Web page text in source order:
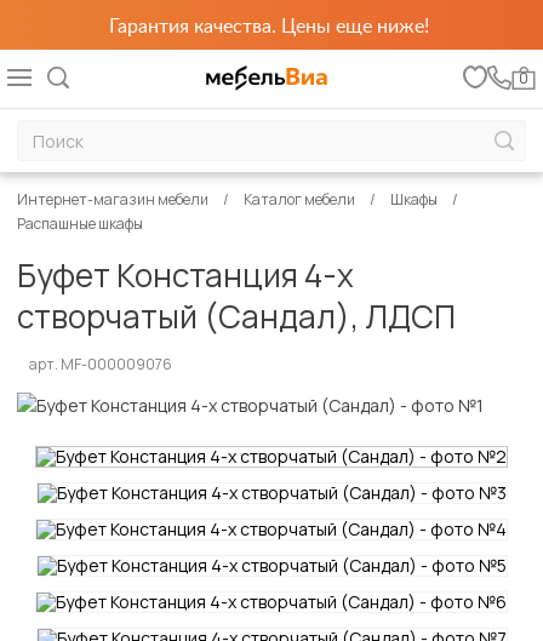
Гарантия качества. Цены еще ниже!
0
Интернет-магазин мебели Каталог мебели
Шкафы
Распашные шкафы
Буфет Констанция 4-х
створчатый (Сандал), ЛДСП
арт. MF-000009076